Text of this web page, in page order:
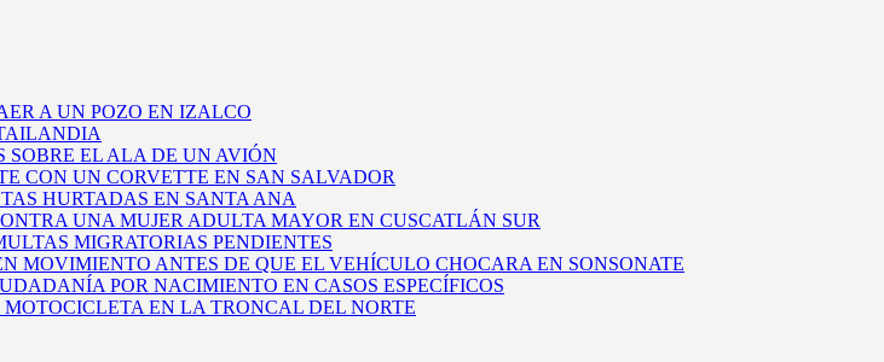
A UN POZO EN IZALCO
SOBRE EL ALA DE UN AVIÓN
CON UN CORVETTE EN SAN SALVADOR
HURTADAS EN SANTA ANA
UNA MUJER ADULTA MAYOR EN CUSCATLÁN SUR
MIGRATORIAS PENDIENTES
MOVIMIENTO ANTES DE QUE EL VEHÍCULO CHOCARA EN SONSONATE
POR NACIMIENTO EN CASOS ESPECÍFICOS
EN LA TRONCAL DEL NORTE